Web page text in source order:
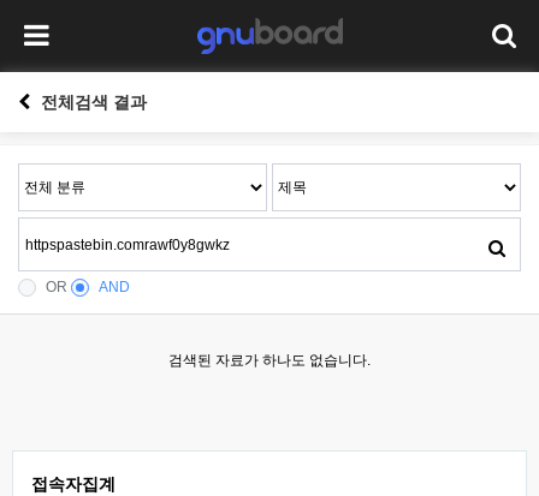
전체검색 결과
OR AND
검색된 자료가 하나도 없습니다.
접속자집계